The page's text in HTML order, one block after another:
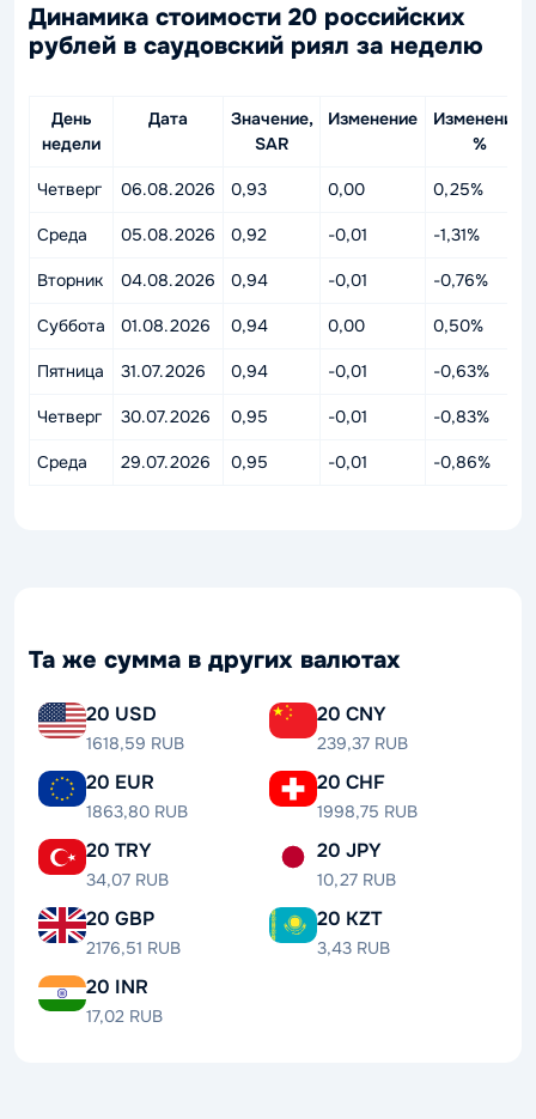
Динамика стоимости 20 российских
рублей в саудовский риял за неделю
День
недели
Дата
Значение,
SAR
Изменение
Изменение,
%
Четверг 06.08.2026 0,93 0,00 0,25%
Среда 05.08.2026 0,92 -0,01 -1,31%
Вторник 04.08.2026 0,94 -0,01 -0,76%
Суббота 01.08.2026 0,94 0,00 0,50%
Пятница 31.07.2026 0,94 -0,01 -0,63%
Четверг 30.07.2026 0,95 -0,01 -0,83%
Среда 29.07.2026 0,95 -0,01 -0,86%
Та же сумма в других валютах
20 USD
1618,59 RUB
20 CNY
239,37 RUB
20 EUR
1863,80 RUB
20 CHF
1998,75 RUB
20 TRY
34,07 RUB
20 JPY
10,27 RUB
20 GBP
2176,51 RUB
20 KZT
3,43 RUB
20 INR
17,02 RUB